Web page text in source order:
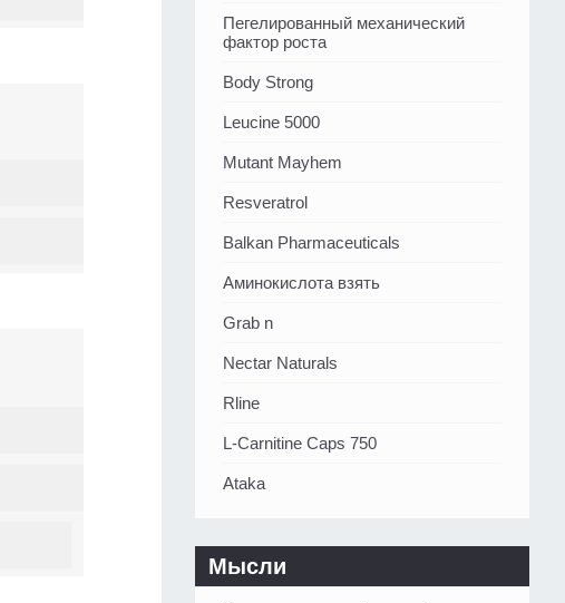
Пегелированный механический
фактор роста
Body Strong
Leucine 5000
Mutant Mayhem
Resveratrol
Balkan Pharmaceuticals
Аминокислота взять
Grab n
Nectar Naturals
Rline
L-Carnitine Caps 750
Ataka
Мысли